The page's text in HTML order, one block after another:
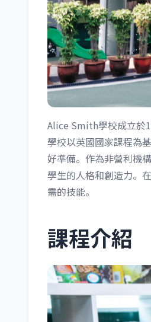
Alice Smith學校成立於
學校以英國國家課程為
好準備。作為非營利機
學生的人格和創造力。
需的技能。
課程介紹